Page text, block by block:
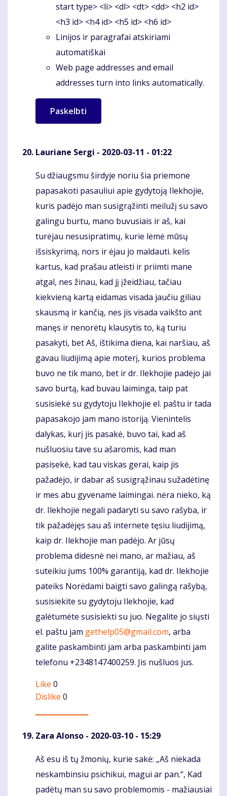
start type> <li> <dl> <dt> <dd> <h2 id>
<h3 id> <h4 id> <h5 id> <h6 id>
Linijos ir paragrafai atskiriami
automatiškai
Web page addresses and email
addresses turn into links automatically.
Lauriane Sergi - 2020-03-11 - 01:22
Komentaras
Su džiaugsmu širdyje noriu šia priemone
papasakoti pasauliui apie gydytoją Ilekhojie,
kuris padėjo man susigrąžinti meilužį su savo
galingu burtu, mano buvusiais ir aš, kai
turėjau nesusipratimų, kurie lėmė mūsų
išsiskyrimą, nors ir ėjau jo maldauti. kelis
kartus, kad prašau atleisti ir priimti mane
atgal, nes žinau, kad jį įžeidžiau, tačiau
kiekvieną kartą eidamas visada jaučiu giliau
skausmą ir kančią, nes jis visada vaikšto ant
manęs ir nenorėtų klausytis to, ką turiu
pasakyti, bet Aš, ištikima diena, kai naršiau, aš
gavau liudijimą apie moterį, kurios problema
buvo ne tik mano, bet ir dr. Ilekhojie padėjo jai
savo burtą, kad buvau laiminga, taip pat
susisiekė su gydytoju Ilekhojie el. paštu ir tada
papasakojo jam mano istoriją. Vienintelis
dalykas, kurį jis pasakė, buvo tai, kad aš
nušluosiu tave su ašaromis, kad man
pasisekė, kad tau viskas gerai, kaip jis
pažadėjo, ir dabar aš susigrąžinau sužadėtinę
ir mes abu gyvename laimingai. nėra nieko, ką
dr. Ilekhojie negali padaryti su savo rašyba, ir
tik pažadėjęs sau aš internete tęsiu liudijimą,
kaip dr. Ilekhojie man padėjo. Ar jūsų
problema didesnė nei mano, ar mažiau, aš
suteikiu jums 100% garantiją, kad dr. Ilekhojie
pateiks Norėdami baigti savo galingą rašybą,
susisiekite su gydytoju Ilekhojie, kad
galėtumėte susisiekti su juo. Negalite jo siųsti
el. paštu jam gethelp05@gmail.com, arba
galite paskambinti jam arba paskambinti jam
telefonu +2348147400259. Jis nušluos jus.
Like 0
Dislike 0
Zara Alonso - 2020-03-10 - 15:29
Komentaras
Aš esu iš tų žmonių, kurie sakė: „Aš niekada
neskambinsiu psichikui, magui ar pan.“, Kad
padėtų man su savo problemomis - mažiausiai